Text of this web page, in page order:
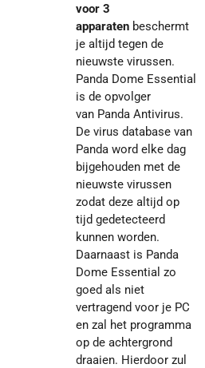
voor 3
apparaten beschermt
je altijd tegen de
nieuwste virussen.
Panda Dome Essential
is de opvolger
van Panda Antivirus.
De virus database van
Panda word elke dag
bijgehouden met de
nieuwste virussen
zodat deze altijd op
tijd gedetecteerd
kunnen worden.
Daarnaast is Panda
Dome Essential zo
goed als niet
vertragend voor je PC
en zal het programma
op de achtergrond
draaien. Hierdoor zul